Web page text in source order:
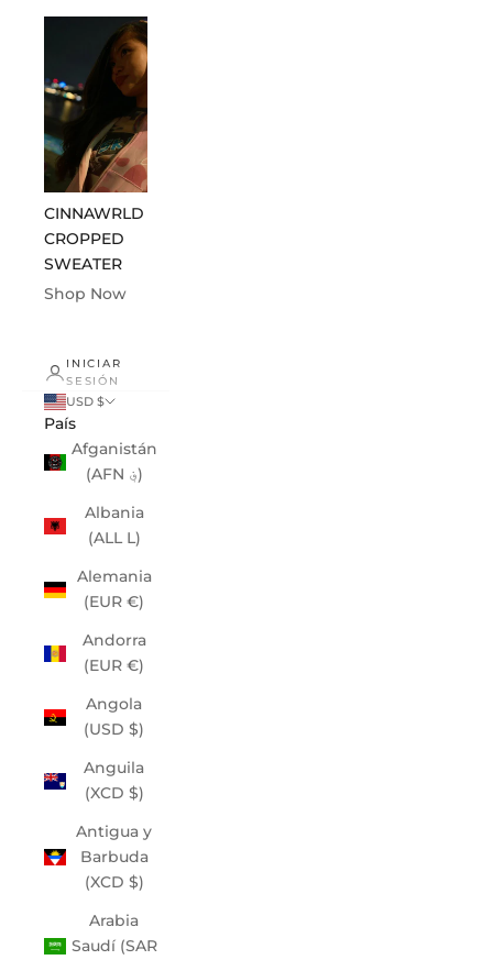
CINNAWRLD
CROPPED
SWEATER
Shop Now
INICIAR
SESIÓN
USD $
País
Afganistán
(AFN ؋)
Albania
(ALL L)
Alemania
(EUR €)
Andorra
(EUR €)
Angola
(USD $)
Anguila
(XCD $)
Antigua y
Barbuda
(XCD $)
Arabia
Saudí (SAR